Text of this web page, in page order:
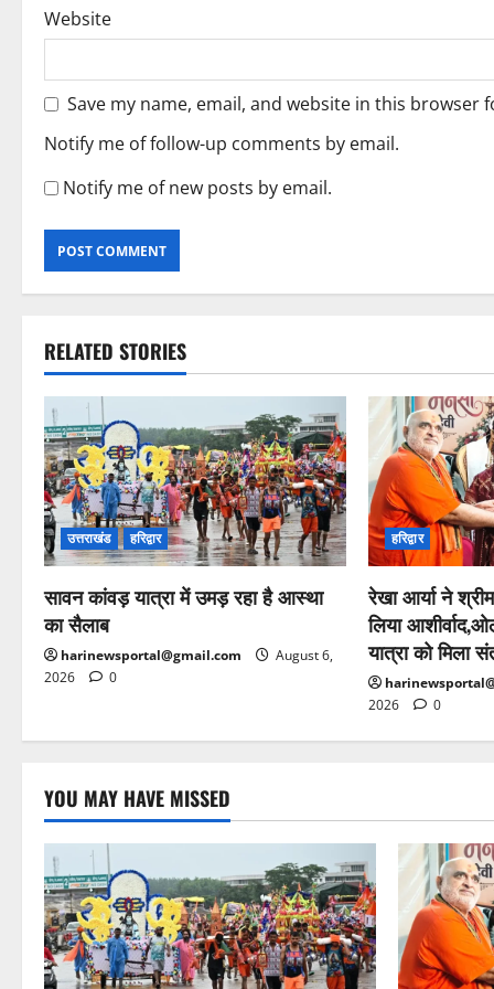
Website
Save my name, email, and website in this browser
Notify me of follow-up comments by email.
Notify me of new posts by email.
RELATED STORIES
उत्तराखंड हरिद्वार
सावन कांवड़ यात्रा में उमड़ रहा है आस्था
का सैलाब
harinewsportal@gmail.com
August 6,
2026
0
हरिद्वार
रेखा आर्या ने
लिया
यात्रा को मिला
2026
0
YOU MAY HAVE MISSED